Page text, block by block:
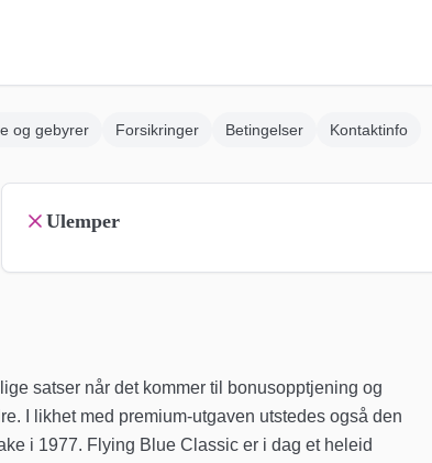
og gebyrer Forsikringer Betingelser Kontaktinfo
Ulemper
satser når det kommer til bonusopptjening og
I likhet med premium-utgaven utstedes også den
i 1977. Flying Blue Classic er i dag et heleid